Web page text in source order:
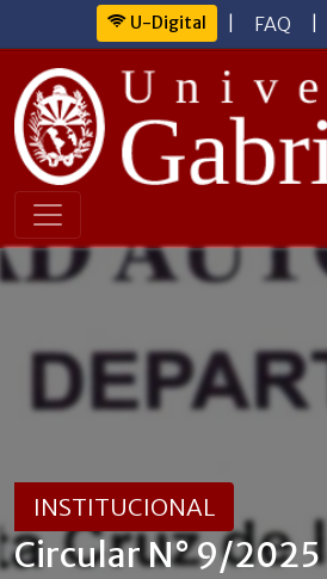
U-Digital FAQ
INSTITUCIONAL
Circular N° 9/2025